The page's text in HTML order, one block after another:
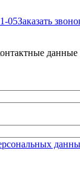
05Заказать